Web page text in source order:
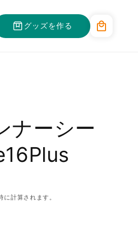
グッズを作る
ー
ナーシー
計算されます。